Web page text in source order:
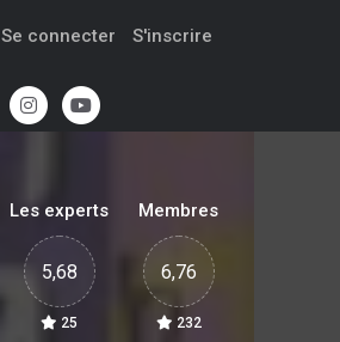
Se connecter S'inscrire
Les experts
5,68
25
Membres
6,76
232